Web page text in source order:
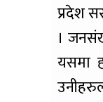
प्रदेश
।
यसमा